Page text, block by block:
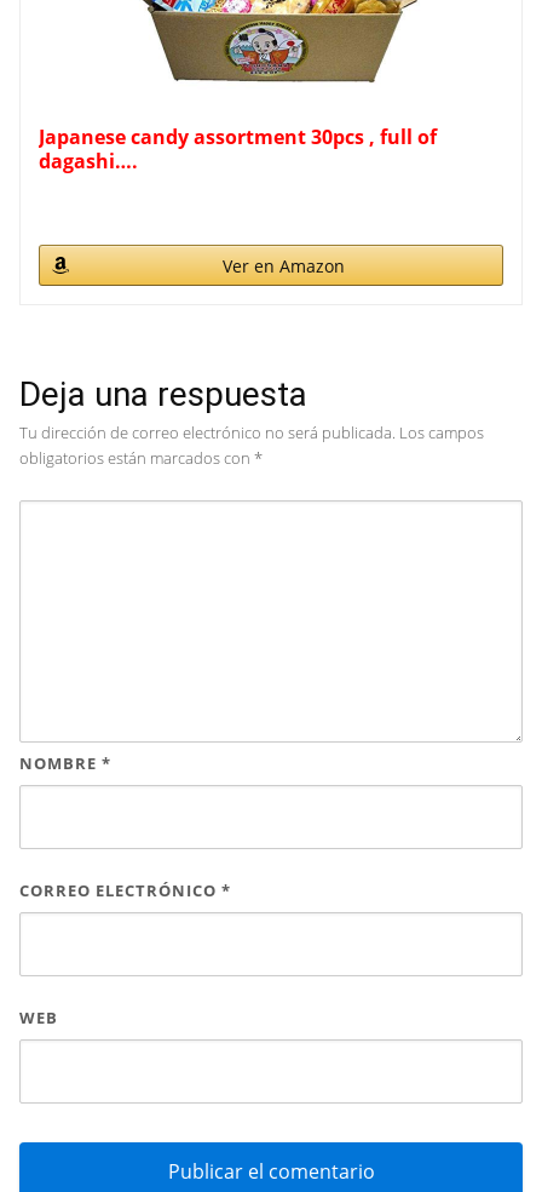
Japanese candy assortment 30pcs , full of
dagashi….
Ver en Amazon
Deja una respuesta
Tu dirección de correo electrónico no será publicada. Los campos
obligatorios están marcados con *
NOMBRE *
CORREO ELECTRÓNICO *
WEB